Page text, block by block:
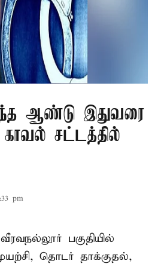
ஆண்டு இதுவரை
காவல் சட்டத்தில்
pm
பகுதியில்
தொடர் தாக்குதல்,